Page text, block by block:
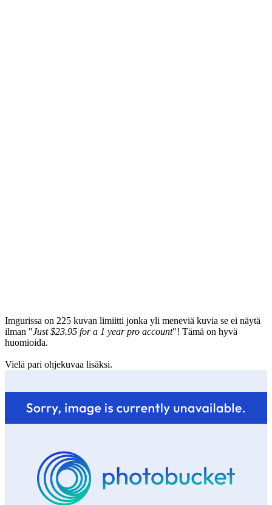
Imgurissa on 225 kuvan limiitti jonka yli meneviä kuvia se ei näytä
ilman "Just $23.95 for a 1 year pro account"! Tämä on hyvä
huomioida.
Vielä pari ohjekuvaa lisäksi.